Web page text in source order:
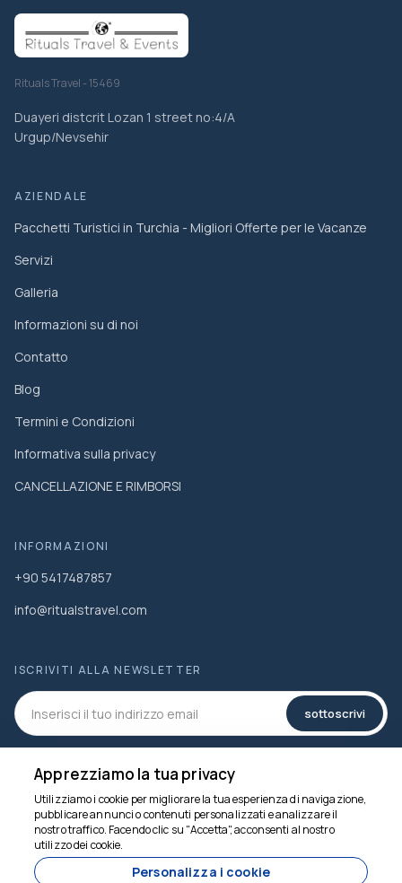
Rituals Travel - 15469
Duayeri distcrit Lozan 1 street no:4/A
Urgup/Nevsehir
AZIENDALE
Pacchetti Turistici in Turchia - Migliori Offerte per le Vacanze
Servizi
Galleria
Informazioni su di noi
Contatto
Blog
Termini e Condizioni
Informativa sulla privacy
CANCELLAZIONE E RIMBORSI
INFORMAZIONI
+90 5417487857
info@ritualstravel.com
ISCRIVITI ALLA NEWSLETTER
sottoscrivi
SOCIAL MEDIA
Apprezziamo la tua privacy
Utilizziamo i cookie per migliorare la tua esperienza di navigazione,
pubblicare annunci o contenuti personalizzati e analizzare il
nostro traffico. Facendo clic su "Accetta", acconsenti al nostro
utilizzo dei cookie.
Personalizza i cookie
Siamo qui per aiutarti